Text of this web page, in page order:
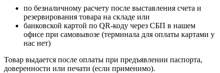
по безналичному расчету после выставления счета и
резервирования товара на складе или
банковской картой по QR-коду через СБП в нашем
офисе при самовывозе (терминала для оплаты картами у
нас нет)
Товар выдается после оплаты при предъявлении паспорта,
доверенности или печати (если применимо).